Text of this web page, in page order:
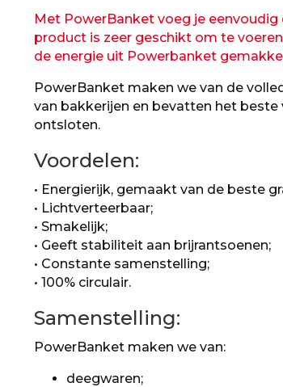
Met PowerBanket voeg je
product is zeer geschikt om te
de energie uit Powerbanket
PowerBanket maken we van de
van bakkerijen en bevatten het beste
ontsloten.
Voordelen:
• Energierijk, gemaakt van de beste
• Lichtverteerbaar;
• Smakelijk;
• Geeft stabiliteit aan brijrantsoenen;
• Constante samenstelling;
• 100% circulair.
Samenstelling:
PowerBanket maken we van:
deegwaren;